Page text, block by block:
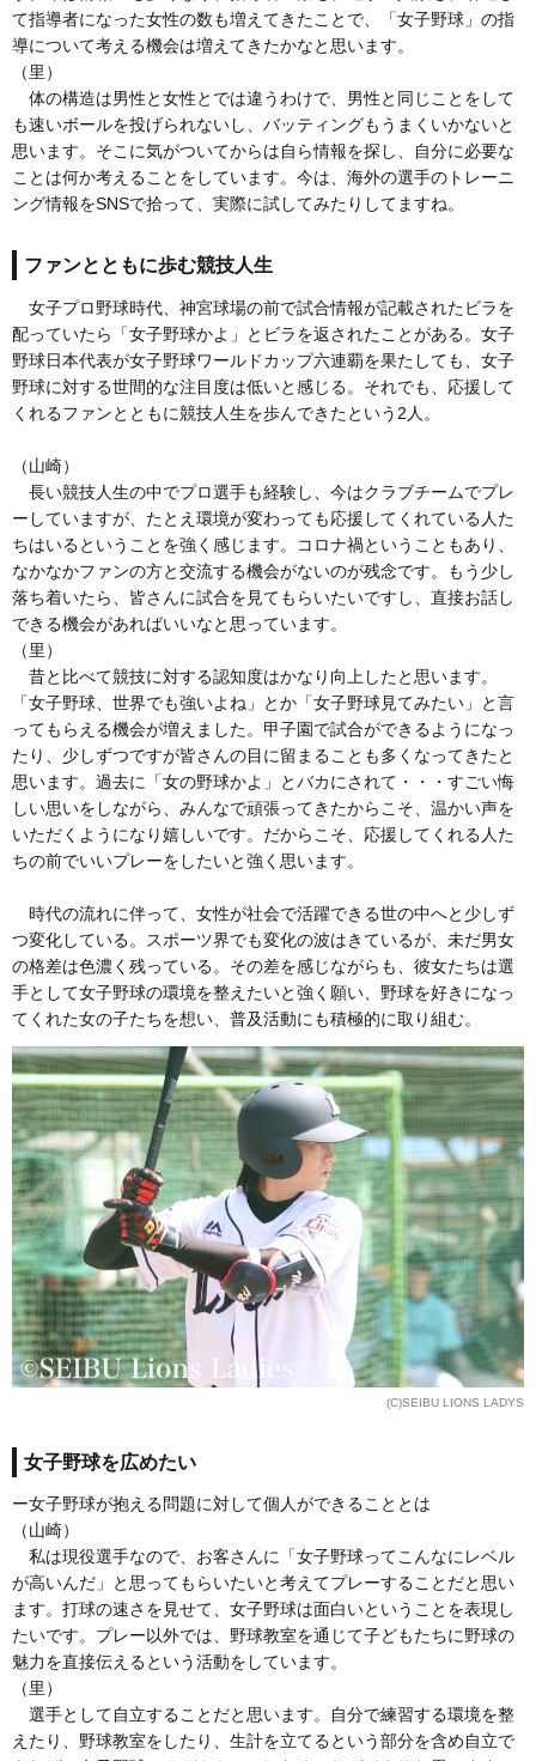
て指導者になった女性の数も増えてきたことで、「女子野球」の指
導について考える機会は増えてきたかなと思います。
（里）
体の構造は男性と女性とでは違うわけで、男性と同じことをして
も速いボールを投げられないし、バッティングもうまくいかないと
思います。そこに気がついてからは自ら情報を探し、自分に必要な
ことは何か考えることをしています。今は、海外の選手のトレーニ
ング情報をSNSで拾って、実際に試してみたりしてますね。
ファンとともに歩む競技人生
女子プロ野球時代、神宮球場の前で試合情報が記載されたビラを
配っていたら「女子野球かよ」とビラを返されたことがある。女子
野球日本代表が女子野球ワールドカップ六連覇を果たしても、女子
野球に対する世間的な注目度は低いと感じる。それでも、応援して
くれるファンとともに競技人生を歩んできたという2人。
（山崎）
長い競技人生の中でプロ選手も経験し、今はクラブチームでプレ
ーしていますが、たとえ環境が変わっても応援してくれている人た
ちはいるということを強く感じます。コロナ禍ということもあり、
なかなかファンの方と交流する機会がないのが残念です。もう少し
落ち着いたら、皆さんに試合を見てもらいたいですし、直接お話し
できる機会があればいいなと思っています。
（里）
昔と比べて競技に対する認知度はかなり向上したと思います。
「女子野球、世界でも強いよね」とか「女子野球見てみたい」と言
ってもらえる機会が増えました。甲子園で試合ができるようになっ
たり、少しずつですが皆さんの目に留まることも多くなってきたと
思います。過去に「女の野球かよ」とバカにされて・・・すごい悔
しい思いをしながら、みんなで頑張ってきたからこそ、温かい声を
いただくようになり嬉しいです。だからこそ、応援してくれる人た
ちの前でいいプレーをしたいと強く思います。
時代の流れに伴って、女性が社会で活躍できる世の中へと少しず
つ変化している。スポーツ界でも変化の波はきているが、未だ男女
の格差は色濃く残っている。その差を感じながらも、彼女たちは選
手として女子野球の環境を整えたいと強く願い、野球を好きになっ
てくれた女の子たちを想い、普及活動にも積極的に取り組む。
(C)SEIBU LIONS LADYS
女子野球を広めたい
ー女子野球が抱える問題に対して個人ができることとは
（山崎）
私は現役選手なので、お客さんに「女子野球ってこんなにレベル
が高いんだ」と思ってもらいたいと考えてプレーすることだと思い
ます。打球の速さを見せて、女子野球は面白いということを表現し
たいです。プレー以外では、野球教室を通じて子どもたちに野球の
魅力を直接伝えるという活動をしています。
（里）
選手として自立することだと思います。自分で練習する環境を整
えたり、野球教室をしたり、生計を立てるという部分を含め自立で